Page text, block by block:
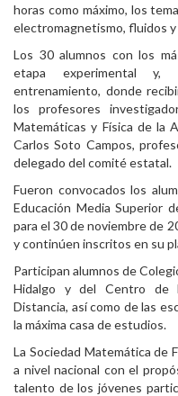
horas como máximo, los
electromagnetismo, fluidos y
Los 30 alumnos con los
etapa experimental
entrenamiento, donde
los profesores
Matemáticas y Física de la
Carlos Soto Campos,
delegado del comité estatal.
Fueron convocados los
Educación Media Superior
para el 30 de noviembre de
y continúen inscritos en su
Participan alumnos de
Hidalgo y del Centro de
Distancia, así como de las
la máxima casa de estudios.
La Sociedad Matemática de
a nivel nacional con el
talento de los jóvenes